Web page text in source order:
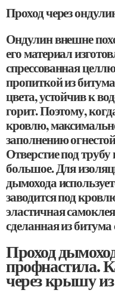
Проход через
Ондулин внешне
его материал
спрессованная
пропиткой из
цвета, устойчив к
горит. Поэтому,
кровлю,
заполнению
Отверстие под трубу
большое. Для
дымохода
заводится под
эластичная
сделанная из
Проход
профнастила.
через крышу